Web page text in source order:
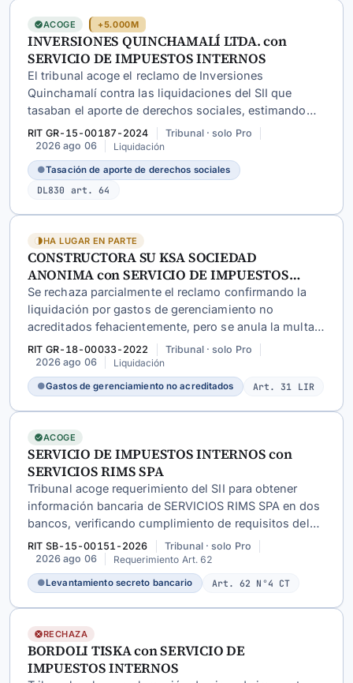
ACOGE +5.000M
INVERSIONES QUINCHAMALÍ LTDA. con
SERVICIO DE IMPUESTOS INTERNOS
El tribunal acoge el reclamo de Inversiones
Quinchamalí contra las liquidaciones del SII que
tasaban el aporte de derechos sociales, estimando
que el SII excedió sus facultades al no acreditarse que
el valor fuera notoriamente inferior a los de mercado
ni a los de convenciones similares.
RIT GR-15-00187-2024
Tribunal · solo Pro
2026 ago 06
Liquidación
●Tasación de aporte de derechos sociales
DL830 art. 64
HA LUGAR EN PARTE
CONSTRUCTORA SU KSA SOCIEDAD
ANONIMA con SERVICIO DE IMPUESTOS
INTERNOS
Se rechaza parcialmente el reclamo confirmando la
liquidación por gastos de gerenciamiento no
acreditados fehacientemente, pero se anula la multa
delart. 97 N°11 CTpor falta de retardo en enterar
impuestos.
RIT GR-18-00033-2022
Tribunal · solo Pro
2026 ago 06
Liquidación
●Gastos de gerenciamiento no acreditados Art. 31 LIR
ACOGE
SERVICIO DE IMPUESTOS INTERNOS con
SERVICIOS RIMS SPA
Tribunal acoge requerimiento del SII para obtener
información bancaria de SERVICIOS RIMS SPA en dos
bancos, verificando cumplimiento de requisitos del
art. 62 N°4 CTpara investigar presunta comisión de
delitos tributarios mediante emisión de facturas
falsas.
RIT SB-15-00151-2026
Tribunal · solo Pro
2026 ago 06
Requerimiento Art. 62
●Levantamiento secreto bancario Art. 62 N°4 CT
RECHAZA
BORDOLI TISKA con SERVICIO DE
IMPUESTOS INTERNOS